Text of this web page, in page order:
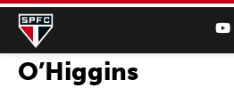
O’Higgins